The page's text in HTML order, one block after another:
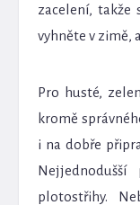
zacelení, takže
vyhněte v zimě,
Pro husté,
kromě
i na dobře
plotostřihy.